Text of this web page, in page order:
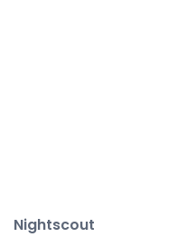
Nightscout